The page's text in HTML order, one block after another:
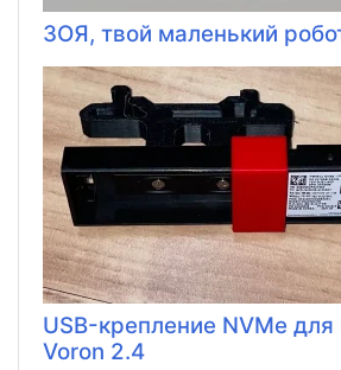
ЗОЯ, твой маленький
USB-крепление NVMe
Voron 2.4